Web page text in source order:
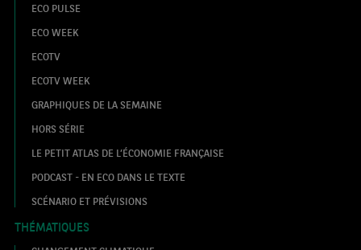
ECO PULSE
ECO WEEK
ECOTV
ECOTV WEEK
GRAPHIQUES DE LA SEMAINE
HORS SÉRIE
LE PETIT ATLAS DE L’ÉCONOMIE FRANÇAISE
PODCAST - EN ECO DANS LE TEXTE
SCÉNARIO ET PRÉVISIONS
THÉMATIQUES